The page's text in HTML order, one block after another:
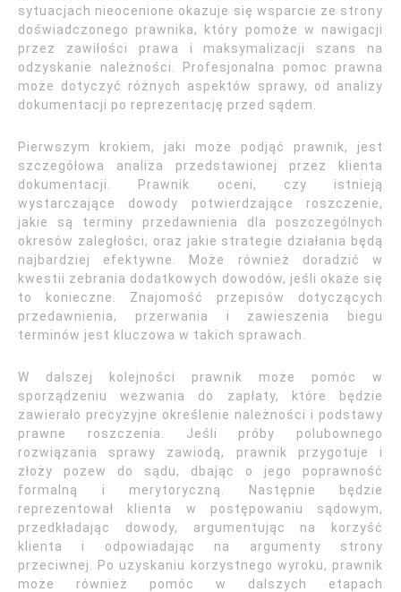
sytuacjach nieocenione okazuje się wsparcie ze strony
doświadczonego prawnika, który pomoże w nawigacji
przez zawiłości prawa i maksymalizacji szans na
odzyskanie należności. Profesjonalna pomoc prawna
może dotyczyć różnych aspektów sprawy, od analizy
dokumentacji po reprezentację przed sądem.
Pierwszym krokiem, jaki może podjąć prawnik, jest
szczegółowa analiza przedstawionej przez klienta
dokumentacji. Prawnik oceni, czy istnieją
wystarczające dowody potwierdzające roszczenie,
jakie są terminy przedawnienia dla poszczególnych
okresów zaległości, oraz jakie strategie działania będą
najbardziej efektywne. Może również doradzić w
kwestii zebrania dodatkowych dowodów, jeśli okaże się
to konieczne. Znajomość przepisów dotyczących
przedawnienia, przerwania i zawieszenia biegu
terminów jest kluczowa w takich sprawach.
W dalszej kolejności prawnik może pomóc w
sporządzeniu wezwania do zapłaty, które będzie
zawierało precyzyjne określenie należności i podstawy
prawne roszczenia. Jeśli próby polubownego
rozwiązania sprawy zawiodą, prawnik przygotuje i
złoży pozew do sądu, dbając o jego poprawność
formalną i merytoryczną. Następnie będzie
reprezentował klienta w postępowaniu sądowym,
przedkładając dowody, argumentując na korzyść
klienta i odpowiadając na argumenty strony
przeciwnej. Po uzyskaniu korzystnego wyroku, prawnik
może również pomóc w dalszych etapach